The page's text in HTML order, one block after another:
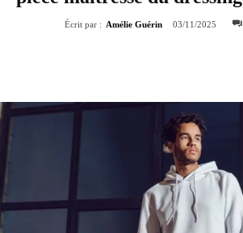
Écrit par : Amélie Guérin 03/11/2025